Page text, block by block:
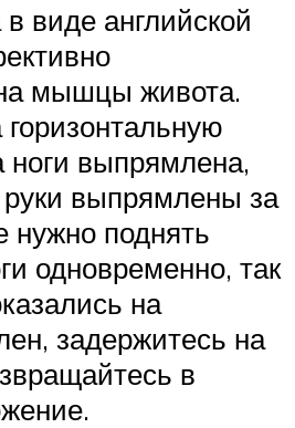
виде английской
мышцы живота.
ноги выпрямлена,
выпрямлены за
нужно поднять
одновременно, так
на
задержитесь на
в